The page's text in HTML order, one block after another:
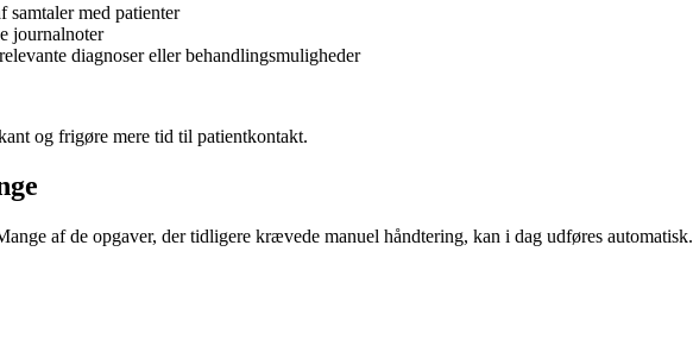
samtaler med patienter
journalnoter
diagnoser eller behandlingsmuligheder
og frigøre mere tid til patientkontakt.
af de opgaver, der tidligere krævede manuel håndtering, kan i dag udføres automatisk.